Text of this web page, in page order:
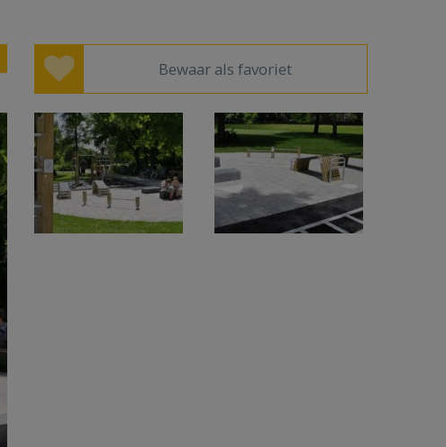
Bewaar als favoriet